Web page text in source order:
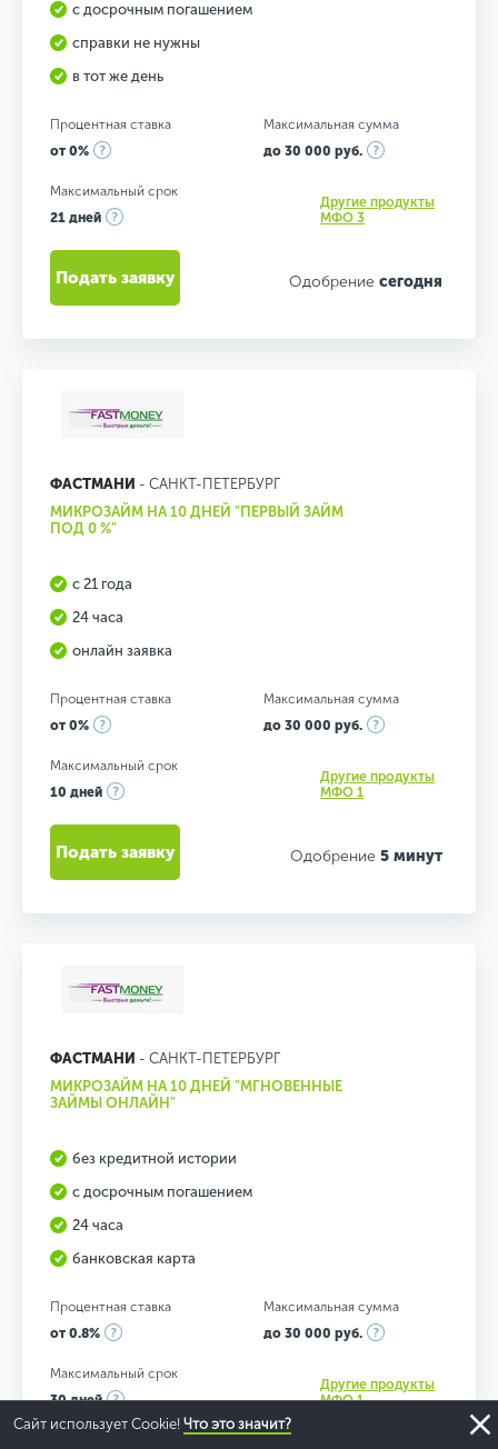
с досрочным погашением
справки не нужны
в тот же день
Процентная ставка
от 0%
Максимальная сумма
до 30 000 руб.
Максимальный срок
21 дней
Другие продукты
МФО 3
Одобрение сегодня
Подать заявку
ФАСТМАНИ - САНКТ-ПЕТЕРБУРГ
МИКРОЗАЙМ НА 10 ДНЕЙ "ПЕРВЫЙ ЗАЙМ
ПОД 0 %"
с 21 года
24 часа
онлайн заявка
Процентная ставка
от 0%
Максимальная сумма
до 30 000 руб.
Максимальный срок
10 дней
Другие продукты
МФО 1
Одобрение 5 минут
Подать заявку
ФАСТМАНИ - САНКТ-ПЕТЕРБУРГ
МИКРОЗАЙМ НА 10 ДНЕЙ "МГНОВЕННЫЕ
ЗАЙМЫ ОНЛАЙН"
без кредитной истории
с досрочным погашением
24 часа
банковская карта
Процентная ставка
от 0.8%
Максимальная сумма
до 30 000 руб.
Максимальный срок
30 дней
Другие продукты
МФО 1
Сайт использует Cookie! Что это значит?